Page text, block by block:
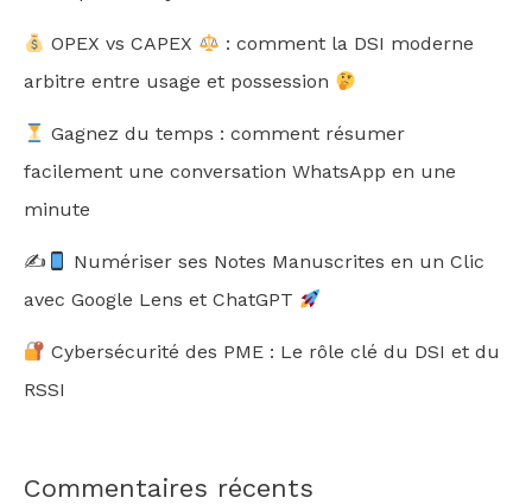
OPEX vs CAPEX
: comment la DSI moderne
arbitre entre usage et possession
Gagnez du temps : comment résumer
facilement une conversation WhatsApp en une
minute
✍
Numériser ses Notes Manuscrites en un Clic
avec Google Lens et ChatGPT
Cybersécurité des PME : Le rôle clé du DSI et du
RSSI
Commentaires récents